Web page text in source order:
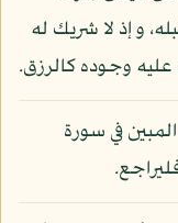
و إذ لا شريك له
عليه وجوده كالرزق.
في سورة